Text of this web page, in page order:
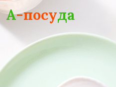
Skip to main content
А-посуда